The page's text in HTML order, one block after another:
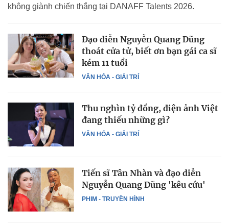
không giành chiến thắng tại DANAFF Talents 2026.
VĂN HÓA - GIẢI TRÍ
Đạo diễn Nguyễn Quang Dũng
thoát cửa tử, biết ơn bạn gái ca sĩ
kém 11 tuổi
VĂN HÓA - GIẢI TRÍ
Thu nghìn tỷ đồng, điện ảnh Việt
đang thiếu những gì?
PHIM - TRUYỀN HÌNH
Tiến sĩ Tân Nhàn và đạo diễn
Nguyễn Quang Dũng 'kêu cứu'